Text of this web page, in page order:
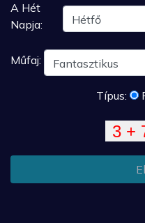
A Hét
Napja:
Műfaj:
Típus: